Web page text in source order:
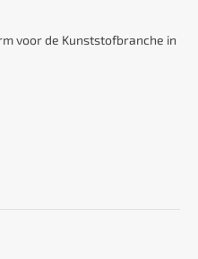
voor de Kunststofbranche in